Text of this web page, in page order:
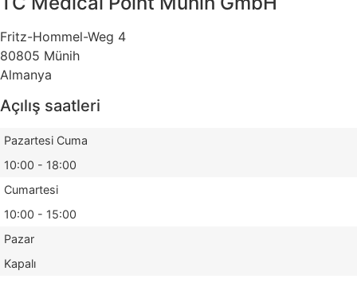
Fritz-Hommel-Weg 4
80805 Münih
Almanya
Açılış saatleri
Pazartesi Cuma
10:00 - 18:00
Cumartesi
10:00 - 15:00
Pazar
Kapalı